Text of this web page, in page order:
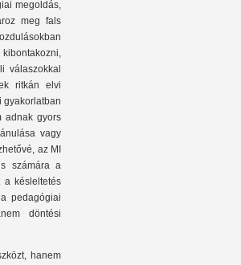
megoldás,
meg fals
válaszokkal
ritkán elvi
gyakorlatban
adnak gyors
vagy
az MI
számára a
a késleltetés
pedagógiai
döntési
hanem